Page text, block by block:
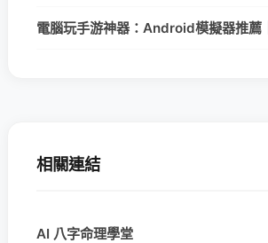
電腦玩手游神器：Android模擬器推薦
相關連結
AI 八字命理學堂